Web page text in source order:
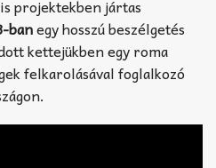
projektekben jártas
banegy hosszú beszélgetés
kettejükben egy roma
felkarolásával foglalkozó